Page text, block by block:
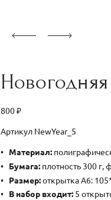
800 ₽
Артикул NewYear_5
Материал:
Бумага: плотность 300 г,
Размер:открытка А6:
В набор входит: 5